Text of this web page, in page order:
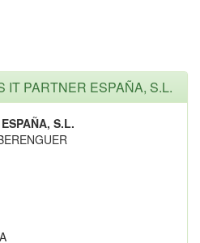
IT PARTNER ESPAÑA, S.L.
S.L.